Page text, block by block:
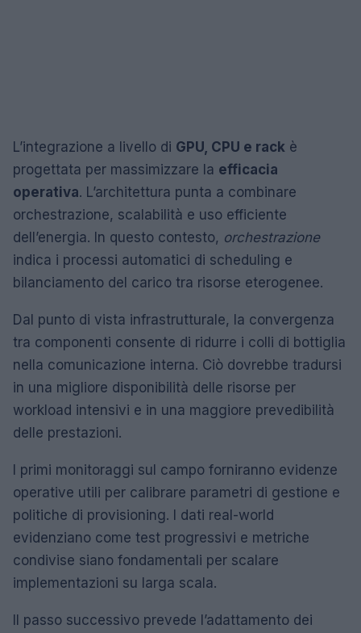
L’integrazione a livello di GPU, CPU e rack è
progettata per massimizzare la efficacia
operativa. L’architettura punta a combinare
orchestrazione, scalabilità e uso efficiente
dell’energia. In questo contesto, orchestrazione
indica i processi automatici di scheduling e
bilanciamento del carico tra risorse eterogenee.
Dal punto di vista infrastrutturale, la convergenza
tra componenti consente di ridurre i colli di bottiglia
nella comunicazione interna. Ciò dovrebbe tradursi
in una migliore disponibilità delle risorse per
workload intensivi e in una maggiore prevedibilità
delle prestazioni.
I primi monitoraggi sul campo forniranno evidenze
operative utili per calibrare parametri di gestione e
politiche di provisioning. I dati real-world
evidenziano come test progressivi e metriche
condivise siano fondamentali per scalare
implementazioni su larga scala.
Il passo successivo prevede l’adattamento dei